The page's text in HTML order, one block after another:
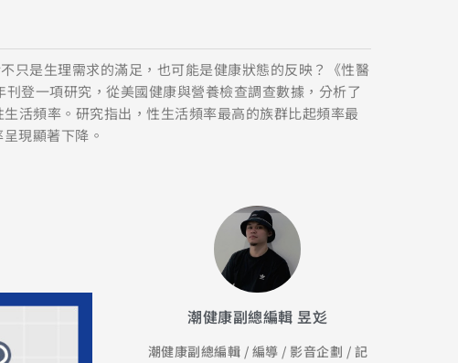
只是生理需求的滿足，也可能是健康狀態的反映？《性醫
刊登一項研究，從美國健康與營養檢查調查數據，分析了
活頻率。研究指出，性生活頻率最高的族群比起頻率最
現顯著下降。
潮健康副總編輯 昱彣
潮健康副總編輯 / 編導 / 影音企劃 / 記